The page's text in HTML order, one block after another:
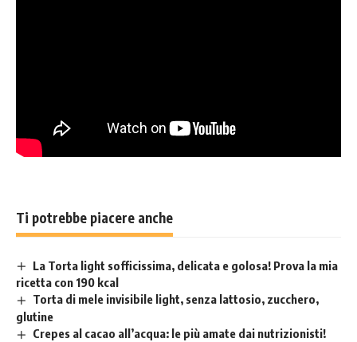
Ti potrebbe piacere anche
La Torta light sofficissima, delicata e golosa! Prova la mia
ricetta con 190 kcal
Torta di mele invisibile light, senza lattosio, zucchero,
glutine
Crepes al cacao all’acqua: le più amate dai nutrizionisti!